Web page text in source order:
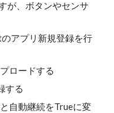
が、ボタンやセンサ
アプリ新規登録を行
ロードする
する
自動継続をTrueに変